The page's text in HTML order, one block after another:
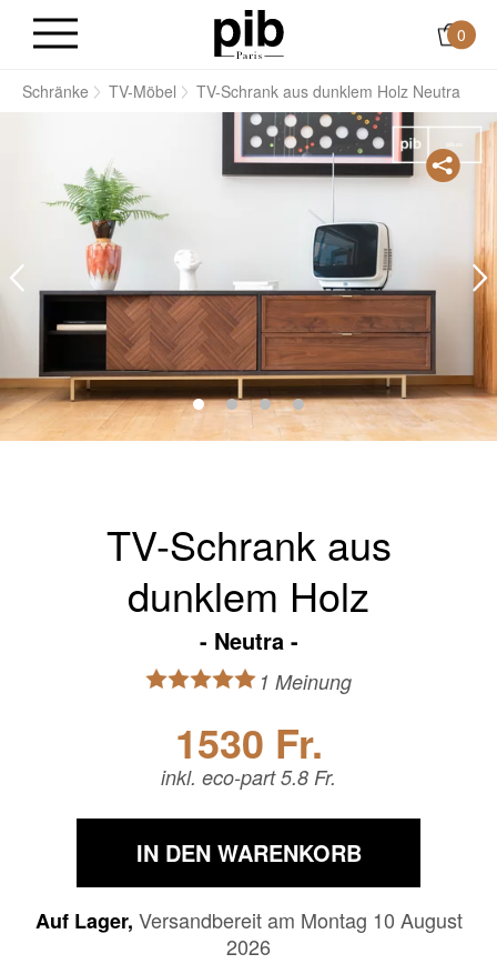
0
Schränke TV-Möbel TV-Schrank aus dunklem Holz Neutra
TV-Schrank aus
dunklem Holz
Neutra
1 Meinung
1530 Fr.
inkl. eco-part 5.8 Fr.
IN DEN WARENKORB
Auf Lager, Versandbereit am Montag 10 August
2026